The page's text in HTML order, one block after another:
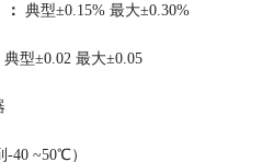
典型±0.15% 最大±0.30%
典型±0.02 最大±0.05
40 ~50℃）